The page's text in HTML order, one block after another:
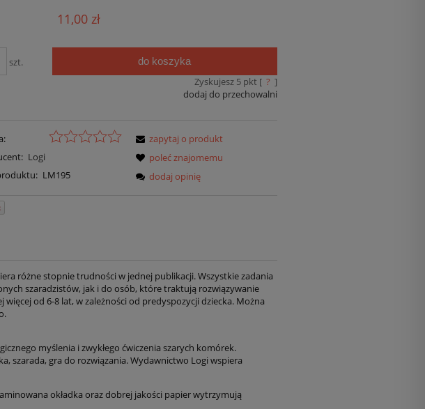
11,00 zł
szt. do koszyka
Zyskujesz 5pkt [ ? ]
dodaj do przechowalni
Logi
LM195
zapytaj o produkt
poleć znajomemu
dodaj opinię
różne stopnie trudności w jednej publikacji. Wszystkie zadania
szaradzistów, jak i do osób, które traktują rozwiązywanie
od 6-8 lat, w zależności od predyspozycji dziecka. Można
myślenia i zwykłego ćwiczenia szarych komórek.
szarada, gra do rozwiązania. Wydawnictwo Logi wspiera
okładka oraz dobrej jakości papier wytrzymują